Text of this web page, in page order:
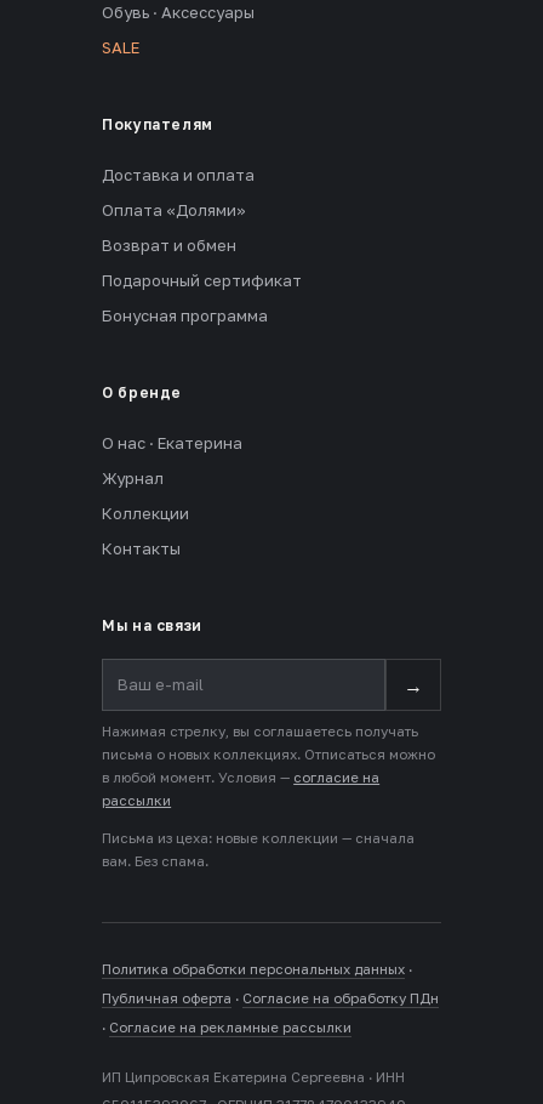
Обувь · Аксессуары
SALE
Покупателям
Доставка и оплата
Оплата «Долями»
Возврат и обмен
Подарочный сертификат
Бонусная программа
О бренде
О нас · Екатерина
Журнал
Коллекции
Контакты
Мы на связи
→
Нажимая стрелку, вы соглашаетесь получать
письма о новых коллекциях. Отписаться можно
в любой момент. Условия — согласие на
рассылки
Письма из цеха: новые коллекции — сначала
вам. Без спама.
Политика обработки персональных данных ·
Публичная оферта · Согласие на обработку ПДн
· Согласие на рекламные рассылки
ИП Ципровская Екатерина Сергеевна · ИНН